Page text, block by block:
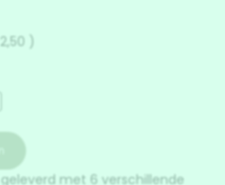
)
met 6 verschillende